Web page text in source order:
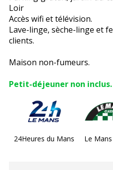
Loir
Accès wifi et télévision.
Lave-linge, sèche-linge et
clients.
Maison non-fumeurs.
Petit-déjeuner non inclus.
24Heures du Mans Le